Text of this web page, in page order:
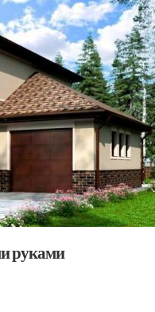
руками